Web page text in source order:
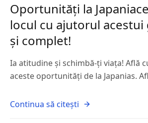
Oportunități la
locul cu ajutorul acestui
și complet!
Ia atitudine și schimbă-ți viața! Află
aceste oportunități de la Japanias.
Continua să citești